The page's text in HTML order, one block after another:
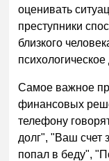
оценивать
преступники
близкого
Самое важное
финансовых
телефону
долг", "Ваш счет
попал в беду",